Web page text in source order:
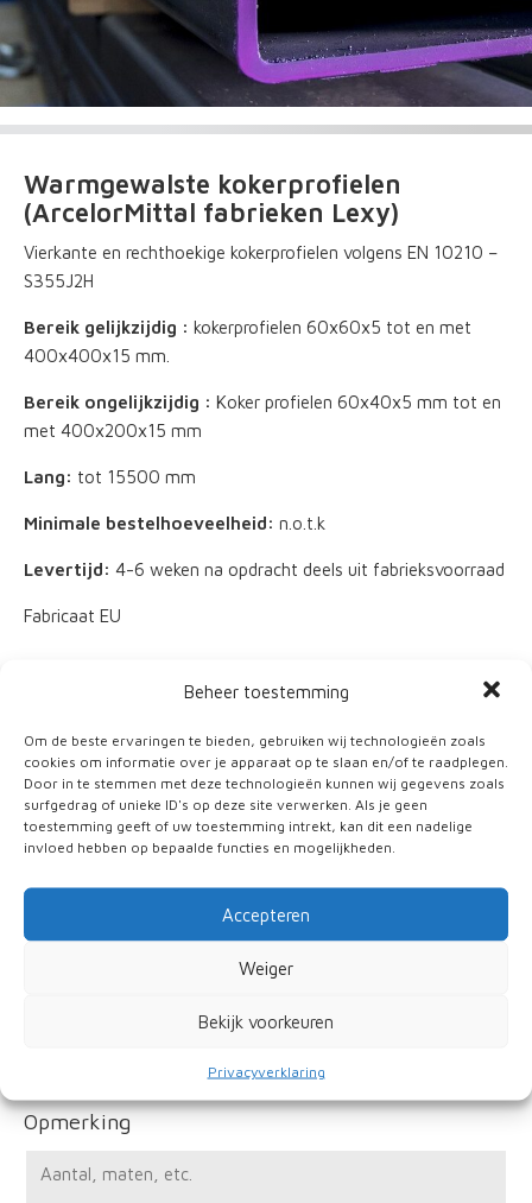
Beheer toestemming
Om de beste ervaringen te bieden, gebruiken wij technologieën zoals
cookies om informatie over je apparaat op te slaan en/of te raadplegen.
Door in te stemmen met deze technologieën kunnen wij gegevens zoals
surfgedrag of unieke ID's op deze site verwerken. Als je geen
toestemming geeft of uw toestemming intrekt, kan dit een nadelige
invloed hebben op bepaalde functies en mogelijkheden.
Accepteren
Weiger
Bekijk voorkeuren
Privacyverklaring
Warmgewalste kokerprofielen
(ArcelorMittal fabrieken Lexy)
Vierkante en rechthoekige kokerprofielen volgens EN 10210 –
S355J2H
Bereik gelijkzijdig : kokerprofielen 60x60x5 tot en met
400x400x15 mm.
Bereik ongelijkzijdig : Koker profielen 60x40x5 mm tot en
met 400x200x15 mm
Lang: tot 15500 mm
Minimale bestelhoeveelheid: n.o.t.k
Levertijd: 4-6 weken na opdracht deels uit fabrieksvoorraad
Fabricaat EU
Meer informatie
Persoonlijke gegevens
Opmerking